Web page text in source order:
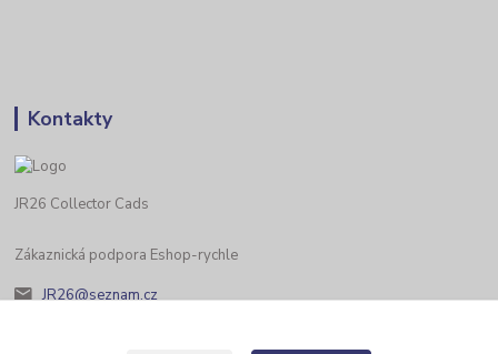
Kontakty
JR26 Collector Cads
Zákaznická podpora Eshop-rychle
JR26@seznam.cz